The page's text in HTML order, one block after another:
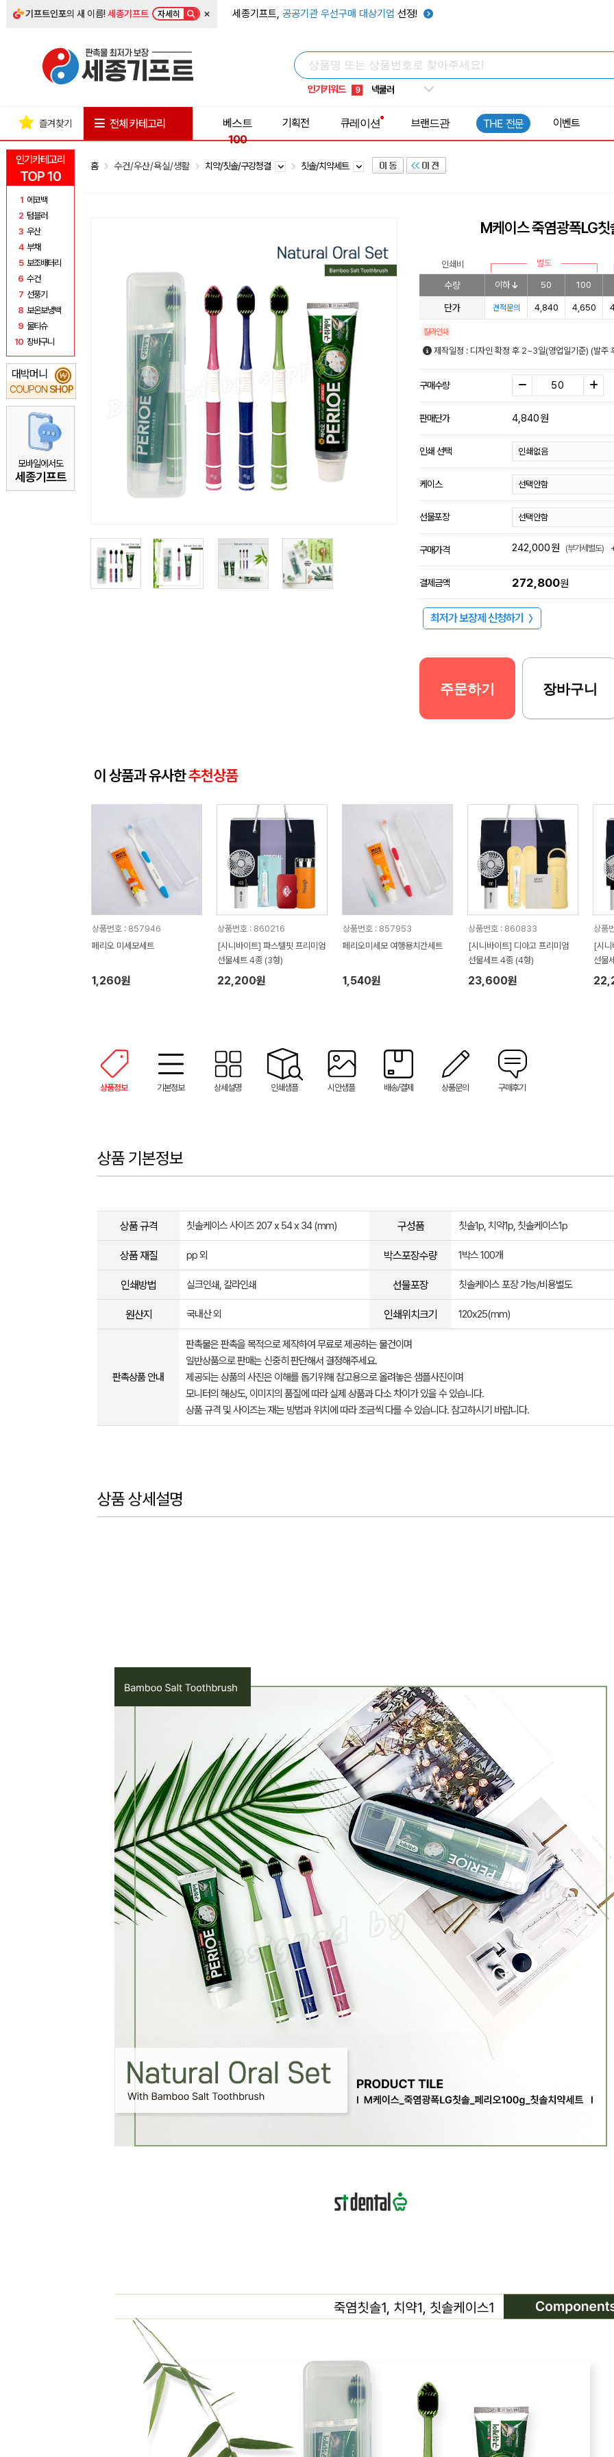
기프트인포의 새 이름!세종기프트 자세히 × 세종기프트, 공공기관 우선구매 대상기업 선정!
인기키워드
5 키캡
8 쿨토시
9 넥쿨러
1 선풍기
인기카테고리
TOP 10
1 에코백
2 텀블러
3 우산
4 부채
5 보조배터리
6 수건
7 선풍기
8 보온보냉백
9 물티슈
10 장바구니
대박머니
COUPON SHOP
₩
모바일에서도
세종기프트
즐겨찾기 전체 카테고리
베스트
100
기획전 큐레이션 브랜드관 THE 전문 이벤트
홈 수건/우산/욕실/생활 치약/칫솔/구강청결 칫솔/치약세트
M케이스 죽염광폭LG
인쇄비 별도
수량 이하 50 100
단가 견적문의 4,840 4,650
칼라인쇄
제작일정 : 디자인 확정 후 2~3일(영업일기준) (발주
구매수량
판매단가 4,840원
인쇄 선택
케이스
선물포장
구매가격 242,000원 (부가세별도)
결제금액 272,800원
최저가 보장제 신청하기 〉
주문하기 장바구니
이 상품과 유사한추천상품
상품번호 : 857946
페리오 미세모세트
1,260원
상품번호 : 860216
[시니바이트] 파스텔핏 프리미엄
선물세트 4종 (3형)
22,200원
상품번호 : 857953
페리오미세모 여행용치간세트
1,540원
상품번호 : 860833
[시니바이트] 디아고 프리미엄
선물세트 4종 (4형)
23,600원
상품
[시니
선물
상품정보 기본정보 상세설명 인쇄샘플 시안샘플 배송/결제 상품문의 구매후기
상품 기본정보
상품 규격 칫솔케이스 사이즈 207 x 54 x 34 (mm) 구성품 칫솔1p, 치약1p, 칫솔케이스1p
상품 재질 pp 외 박스포장수량 1박스 100개
인쇄방법 실크인쇄, 칼라인쇄 선물포장 칫솔케이스 포장 가능/비용별도
원산지 국내산 외 인쇄위치크기 120x25(mm)
판촉상품 안내
판촉물은 판촉을 목적으로 제작하여 무료로 제공하는 물건이며
일반상품으로 판매는 신중히 판단해서 결정해주세요.
제공되는 상품의 사진은 이해를 돕기위해 참고용으로 올려놓은 샘플사진이며
모니터의 해상도, 이미지의 품질에 따라 실제 상품과 다소 차이가 있을 수 있습니다.
상품 규격 및 사이즈는 재는 방법과 위치에 따라 조금씩 다를 수 있습니다. 참고하시기 바랍니다.
상품 상세설명